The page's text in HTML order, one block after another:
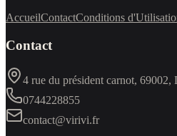
AccueilContactConditions
Contact
4 rue du président carnot, 69002,
0744228855
contact@virivi.fr